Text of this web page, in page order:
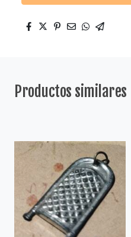
Productos similares